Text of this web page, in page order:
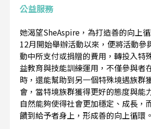
公益服務
她渴望SheAspire，為打造善的向上
12月開始舉辦活動以來，便將活動參
動中所支付或捐贈的費用，轉投入特
益教育與技能訓練運用，不僅參與者
時，還能幫助到另一個特殊境遇族群
會，當特境族群獲得更好的態度與能
自然能夠使得社會更加穩定、成長，
饋到給予者身上，形成善的向上循環。